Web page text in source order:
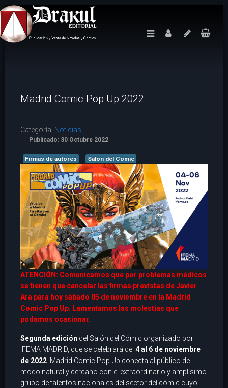
Madrid Comic Pop Up 2022
Categoría: Noticias
Publicado: 30 Octubre 2022
Firmas de autores Salón del Cómic
ATENCIÓN: Comunicamos que por problemas médicos
se tienen que cancelar las firmas previstas de Javier
Ara para hoy sábado 05 de noviembre en la Madrid
Comic Pop Up. Lamentamos las molestias que
podamos ocasionar.
Segunda edición del Salón del Cómic organizado por
IFEMA MADRID, que se celebrará del 4 al 6 de noviembre
de 2022 . Madrid Comic Pop Up conecta al público de
modo natural y cercano con el extraordinario y amplísimo
grupo de talentos nacionales del sector del cómic cuyo